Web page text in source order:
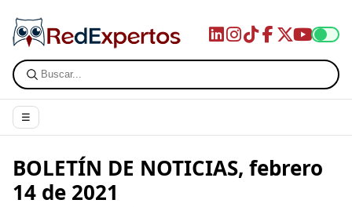
☰
BOLETÍN DE NOTICIAS, febrero
14 de 2021